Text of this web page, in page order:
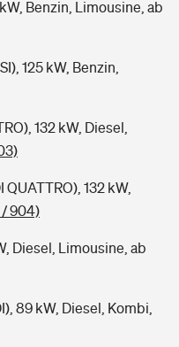
Benzin, Limousine, ab
125 kW, Benzin,
132 kW, Diesel,
132 kW,
904)
Diesel, Limousine, ab
89 kW, Diesel, Kombi,